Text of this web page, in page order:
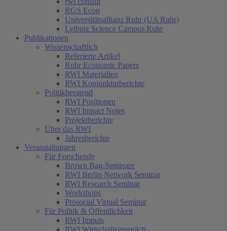
RGS Econ
Universitätsallianz Ruhr (UA Ruhr)
Leibniz Science Campus Ruhr
Publikationen
Wissenschaftlich
Referierte Artikel
Ruhr Economic Papers
RWI Materialien
RWI Konjunkturberichte
Politikberatend
RWI Positionen
RWI Impact Notes
Projektberichte
Über das RWI
Jahresberichte
Veranstaltungen
Für Forschende
Brown Bag-Seminare
RWI Berlin Network Seminar
RWI Research Seminar
Workshops
Prosocial Virtual Seminar
Für Politik & Öffentlichkeit
RWI Impuls
RWI Wirtschaftsgespräch